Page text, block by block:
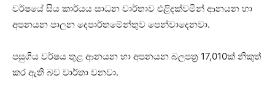
වර්ෂයේ සිය කාර්යය සාධන වාර්තාව එළිදක්වමින් ආනයන හා
අපනයන පාලන දෙපාර්තමේන්තුව පෙන්වාදෙනවා.
පසුගිය වර්ෂය තුළ ආනයන හා අපනයන බලපත්‍ර 17,010ක් නිකුත්
කර ඇති බව වාර්තා වනවා.